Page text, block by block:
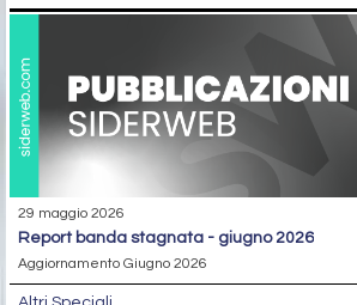
29 maggio 2026
report banda stagnata - giugno 2026
Aggiornamento Giugno 2026